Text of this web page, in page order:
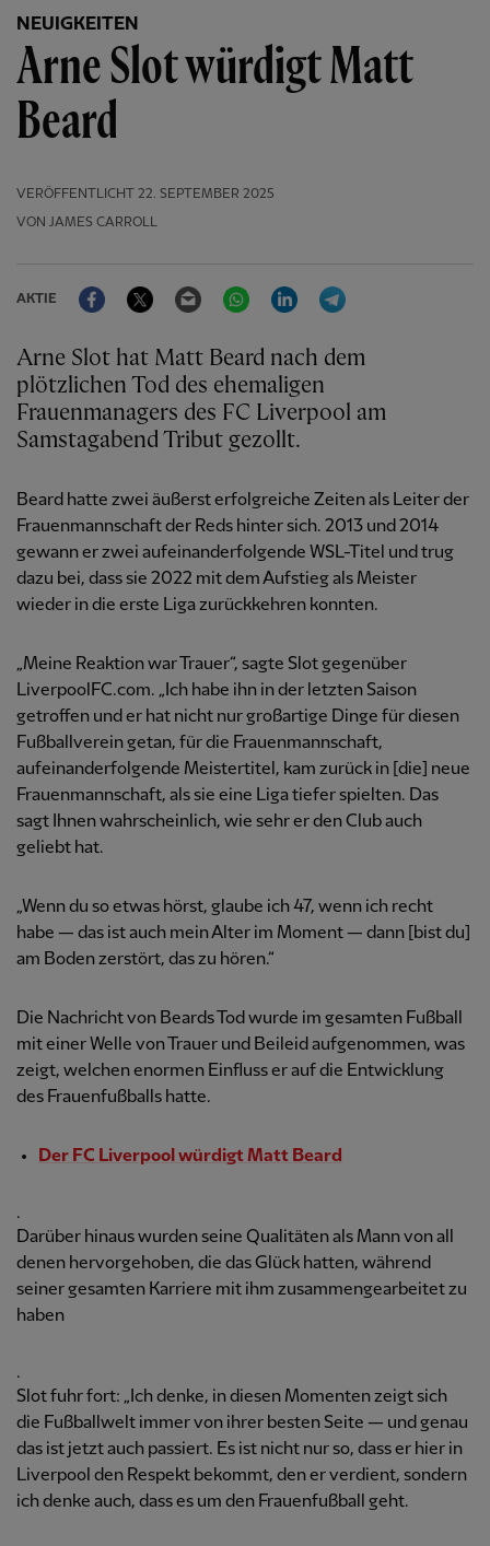
NEUIGKEITEN
Arne Slot würdigt Matt
Beard
VERÖFFENTLICHT
22. SEPTEMBER 2025
VON JAMES CARROLL
AKTIE
FacebookTwitter Email WhatsAppLinkedIn
Arne Slot hat Matt Beard nach dem
plötzlichen Tod des ehemaligen
Frauenmanagers des FC Liverpool am
Samstagabend Tribut gezollt.
Beard hatte zwei äußerst erfolgreiche Zeiten als Leiter der
Frauenmannschaft der Reds hinter sich. 2013 und 2014
gewann er zwei aufeinanderfolgende WSL-Titel und trug
dazu bei, dass sie 2022 mit dem Aufstieg als Meister
wieder in die erste Liga zurückkehren konnten.
„Meine Reaktion war Trauer“, sagte Slot gegenüber
LiverpoolFC.com. „Ich habe ihn in der letzten Saison
getroffen und er hat nicht nur großartige Dinge für diesen
Fußballverein getan, für die Frauenmannschaft,
aufeinanderfolgende Meistertitel, kam zurück in [die] neue
Frauenmannschaft, als sie eine Liga tiefer spielten. Das
sagt Ihnen wahrscheinlich, wie sehr er den Club auch
geliebt hat.
„Wenn du so etwas hörst, glaube ich 47, wenn ich recht
habe — das ist auch mein Alter im Moment — dann [bist du]
am Boden zerstört, das zu hören.“
Die Nachricht von Beards Tod wurde im gesamten Fußball
mit einer Welle von Trauer und Beileid aufgenommen, was
zeigt, welchen enormen Einfluss er auf die Entwicklung
des Frauenfußballs hatte.
Der FC Liverpool würdigt Matt Beard
.
Darüber hinaus wurden seine Qualitäten als Mann von all
denen hervorgehoben, die das Glück hatten, während
seiner gesamten Karriere mit ihm zusammengearbeitet zu
haben
.
Slot fuhr fort: „Ich denke, in diesen Momenten zeigt sich
die Fußballwelt immer von ihrer besten Seite — und genau
das ist jetzt auch passiert. Es ist nicht nur so, dass er hier in
Liverpool den Respekt bekommt, den er verdient, sondern
ich denke auch, dass es um den Frauenfußball geht.